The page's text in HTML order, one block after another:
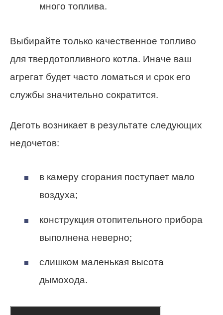
много топлива.
Выбирайте только качественное топливо
для твердотопливного котла. Иначе ваш
агрегат будет часто ломаться и срок его
службы значительно сократится.
Деготь возникает в результате следующих
недочетов:
в камеру сгорания поступает мало
воздуха;
конструкция отопительного прибора
выполнена неверно;
слишком маленькая высота
дымохода.